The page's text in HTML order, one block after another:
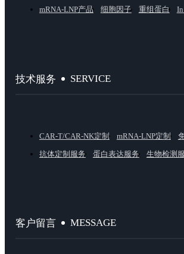
mRNA-LNP产品
细胞因子 重组蛋白
技术服务 SERVICE
CAR-T/CAR-NK定制 mRNA-LNP定制
抗体定制服务
蛋白表达服务 生物检测
客户留言 MESSAGE